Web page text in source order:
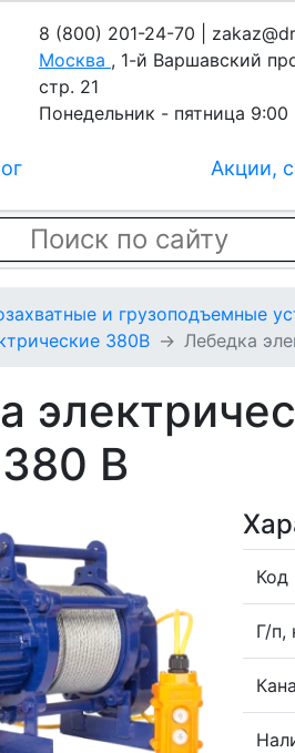
8 (800) 201-24-70 |
Москва , 1-й Варшавский
стр. 21
Понедельник - пятница 9:00
Акции,
и грузоподъемные
380В
Лебедка
В
Код
Г/п,